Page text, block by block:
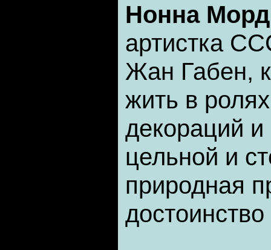
Нонна
артистка
Жан Габен,
жить в
декораций
цельной и
природная